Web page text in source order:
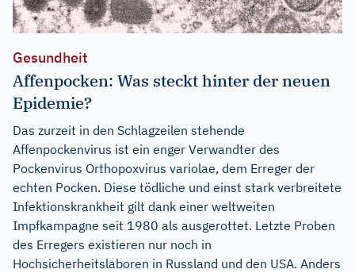
Gesundheit
Affenpocken: Was steckt hinter der neuen
Epidemie?
Das zurzeit in den Schlagzeilen stehende
Affenpockenvirus ist ein enger Verwandter des
Pockenvirus Orthopoxvirus variolae, dem Erreger der
echten Pocken. Diese tödliche und einst stark verbreitete
Infektionskrankheit gilt dank einer weltweiten
Impfkampagne seit 1980 als ausgerottet. Letzte Proben
des Erregers existieren nur noch in
Hochsicherheitslaboren in Russland und den USA. Anders